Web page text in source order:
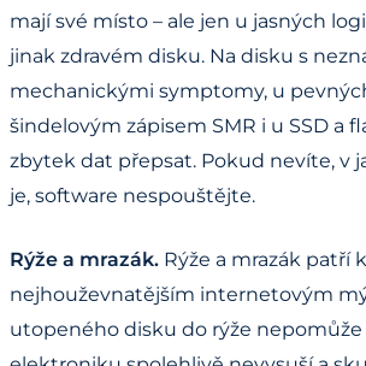
mají své místo – ale jen u jasných
jinak zdravém disku. Na disku s
mechanickými symptomy, u
šindelovým zápisem SMR i u SSD a
zbytek dat přepsat. Pokud nevíte, v
je, software nespouštějte.
Rýže a mrazák. Rýže a mrazák patří k
nejhouževnatějším internetovým
utopeného disku do rýže nepomůže